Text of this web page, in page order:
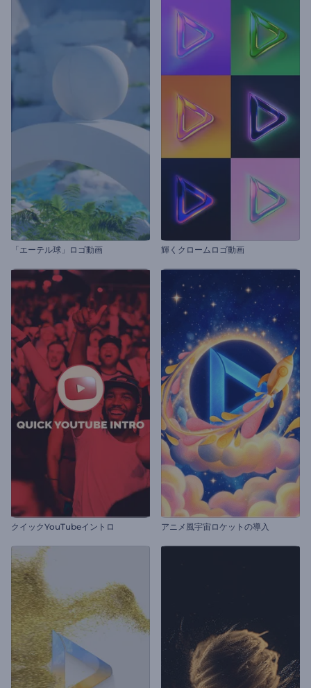
「エーテル球」ロゴ動画 輝くクロームロゴ動画
クイックYouTubeイントロ アニメ風宇宙ロケットの導入